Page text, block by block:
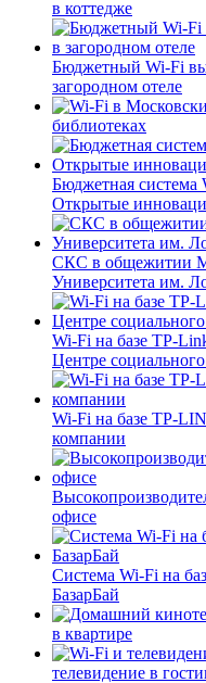
в коттедже
Бюджетный Wi-Fi
загородном отеле
библиотеках
Бюджетная
Открытые
СКС в общежитии
Университета им.
Wi-Fi на базе TP-
Центре
Wi-Fi на базе TP-
компании
офисе
Система Wi-Fi на
БазарБай
в квартире
телевидение в